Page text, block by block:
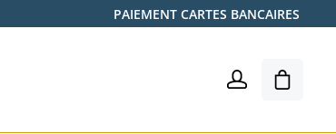
PAIEMENT CARTES BANCAIRES
Le